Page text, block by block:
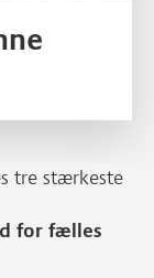
tre stærkeste
for fælles